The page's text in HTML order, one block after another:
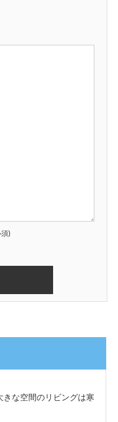
)
きな空間のリビングは寒